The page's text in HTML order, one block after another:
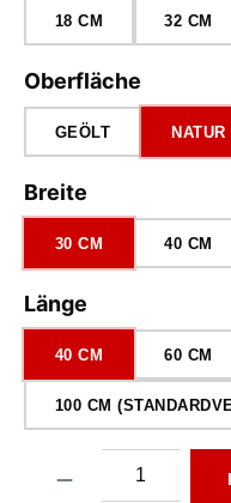
18 CM 32 CM
Oberfläche
GEÖLT NATUR
Breite
30 CM 40 CM
Länge
40 CM 60 CM
100 CM